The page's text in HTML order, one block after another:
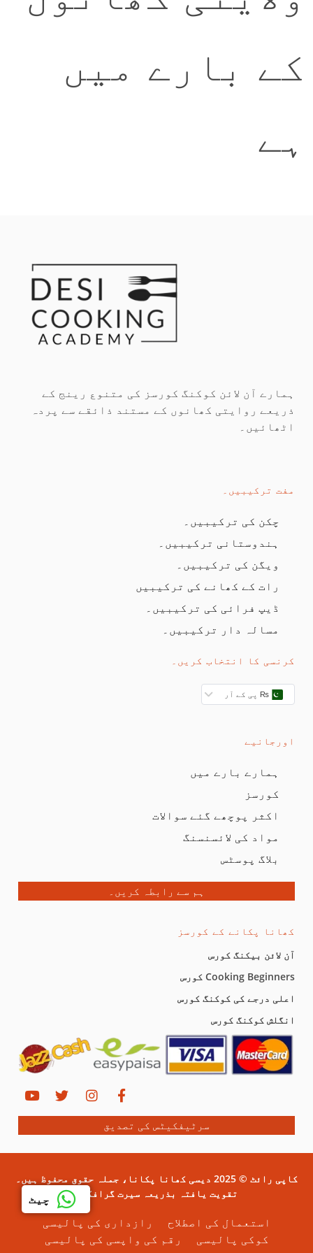
چیٹ
کے بارے میں
ہے
ہمارے آن لائن کوکنگ کورسز کی متنوع رینج کے
ذریعے روایتی کھانوں کے مستند ذائقے سے پردہ
اٹھائیں۔
مفت ترکیبیں۔
چکن کی ترکیبیں۔
ہندوستانی ترکیبیں۔
ویگن کی ترکیبیں۔
رات کے کھانے کی ترکیبیں
ڈیپ فرائی کی ترکیبیں۔
مسالہ دار ترکیبیں۔
کرنسی کا انتخاب کریں۔
₨ پی کے آر
اورجانیے
ہمارے بارے میں
کورسز
اکثر پوچھے گئے سوالات
مواد کی لائسنسنگ
بلاگ پوسٹس
ہم سے رابطہ کریں۔
کھانا پکانے کے کورسز
آن لائن بیکنگ کورس
Cooking Beginners کورس
اعلی درجے کی کوکنگ کورس
انگلش کوکنگ کورس
سرٹیفکیٹس کی تصدیق
کاپی رائٹ © 2025 دیسی کھانا پکانا، جملہ حقوق محفوظ ہیں۔
تقویت یافتہ بذریعہ سیرت گرافکس۔
استعمال کی اصطلاح
رازداری کی پالیسی
کوکی پالیسی
رقم کی واپسی کی پالیسی